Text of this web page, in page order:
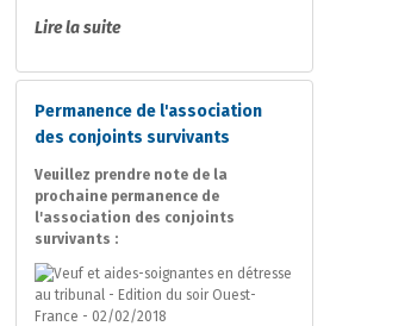
Lire la suite
Permanence de l'association
des conjoints survivants
Veuillez prendre note de la
prochaine permanence de
l'association des conjoints
survivants :